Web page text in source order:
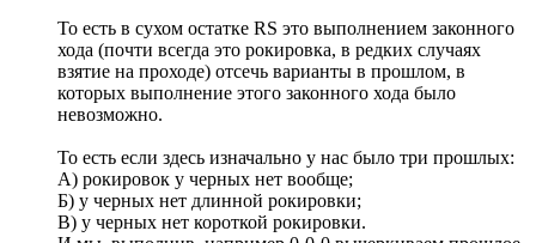
То есть в сухом остатке RS это выполнением законного
хода (почти всегда это рокировка, в редких случаях
взятие на проходе) отсечь варианты в прошлом, в
которых выполнение этого законного хода было
невозможно.
То есть если здесь изначально у нас было три прошлых:
А) рокировок у черных нет вообще;
Б) у черных нет длинной рокировки;
В) у черных нет короткой рокировки.